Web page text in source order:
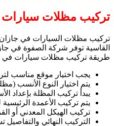
تركيب مظلات سيارات
تركيب مظلات السيارات في جازان
القاسية توفر شركة الصفوة في
طريقة تركيب مظلات سيارات في
يجب اختيار موقع مناسب
يتم اختيار النوع الأنسب
يبدأ تركيب المظلة بإعداد
يتم تركيب الأعمدة
تركيب الهيكل المعدني أو
التركيب النهائي